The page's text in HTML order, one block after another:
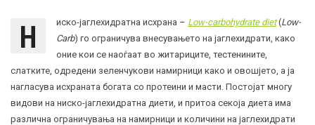
Н иско-јаглехидратна исхрана – Low-carbohydrate diet(Low-
Carb) го ограничува внесувањето на јаглехидрати, како
оние кои се наоѓаат во житариците, тестенините,
слатките, одредени зеленчукови намирници како и овошјето, а ја
нагласува исхраната богата со протеини и масти. Постојат многу
видови на ниско-јаглехидратна диети, и притоа секоја диета има
различна ограничувања на намирници и количини на јаглехидрати